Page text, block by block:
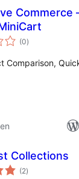
Commerce
(0Bewertungen
insgesamt
)
Comparison,
Collections
(2Bewertungen
insgesamt
)